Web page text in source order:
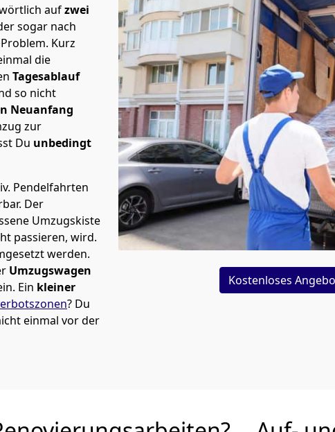
aufzwei
sogar nach
Kurz
die
Tagesablauf
so nicht
Neuanfang
zur
Du unbedingt
Pendelfahrten
Der
Umzugskiste
passieren, wird.
werden.
Umzugswagen
Ein kleiner
? Du
einmal vor der
Kostenloses